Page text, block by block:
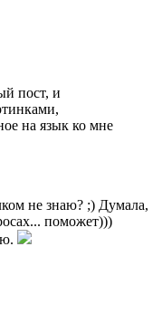
пост, и
на язык ко мне
не знаю? ;) Думала,
поможет)))